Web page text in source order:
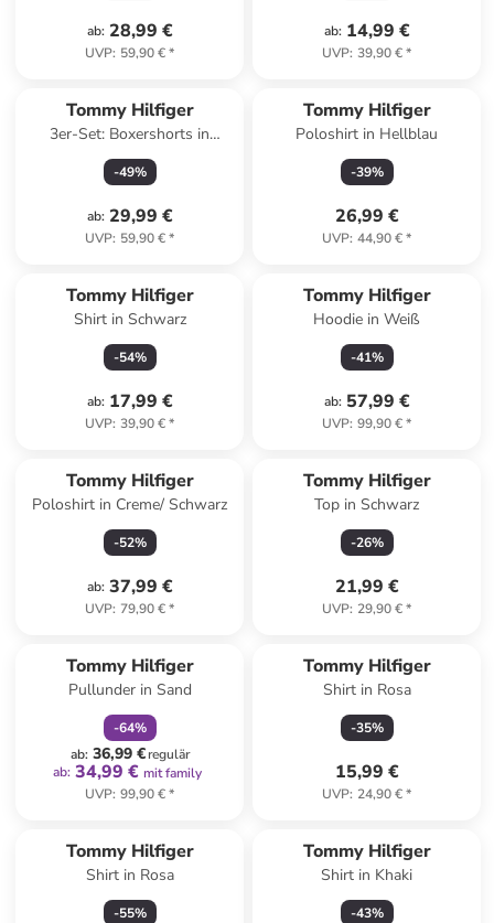
ab: 28,99 €
UVP: 59,90 €*
ab: 14,99 €
UVP: 39,90 €*
Tommy Hilfiger
3er-Set: Boxershorts in
Schwarz
-49%
ab: 29,99 €
UVP: 59,90 €*
Tommy Hilfiger
Poloshirt in Hellblau
-39%
26,99 €
UVP: 44,90 €*
Tommy Hilfiger
Shirt in Schwarz
-54%
ab: 17,99 €
UVP: 39,90 €*
Tommy Hilfiger
Hoodie in Weiß
-41%
ab: 57,99 €
UVP: 99,90 €*
Tommy Hilfiger
Poloshirt in Creme/ Schwarz
-52%
ab: 37,99 €
UVP: 79,90 €*
Tommy Hilfiger
Top in Schwarz
-26%
21,99 €
UVP: 29,90 €*
Tommy Hilfiger
Pullunder in Sand
-64%
ab: 36,99 €regulär
ab: 34,99 € mit family
UVP: 99,90 €*
Tommy Hilfiger
Shirt in Rosa
-35%
15,99 €
UVP: 24,90 €*
Tommy Hilfiger
Shirt in Rosa
-55%
Tommy Hilfiger
Shirt in Khaki
-43%